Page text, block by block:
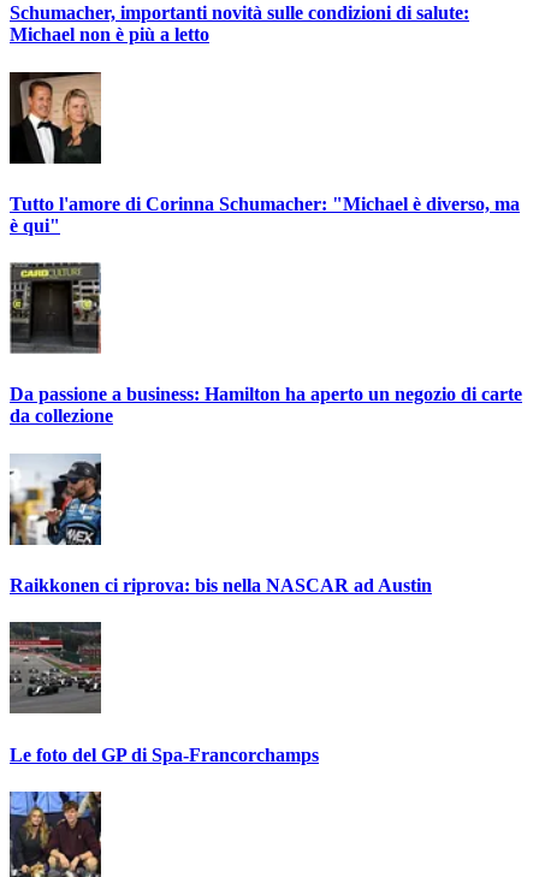
Schumacher, importanti novità sulle condizioni di salute:
Michael non è più a letto
Tutto l'amore di Corinna Schumacher: "Michael è diverso, ma
è qui"
Da passione a business: Hamilton ha aperto un negozio di carte
da collezione
Raikkonen ci riprova: bis nella NASCAR ad Austin
Le foto del GP di Spa-Francorchamps